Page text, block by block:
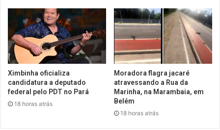
Ximbinha oficializa
candidatura a deputado
federal pelo PDT no Pará
18 horas atrás
Moradora flagra jacaré
atravessando a Rua da
Marinha, na Marambaia, em
Belém
18 horas atrás